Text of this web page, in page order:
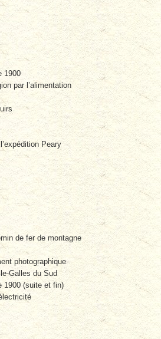
1900
par l’alimentation
Peary
de fer de montagne
photographique
Galles du Sud
1900 (suite et fin)